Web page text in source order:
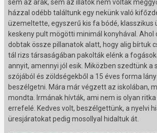
sem az árak, sem az illatok nem voltak
házzal odébb találtunk egy nekünk való
üzemeltette, egyszerű kis fa bódé, klasszikus
keskeny pult mögötti minimál konyhával. Ahol
dobtak össze pillanatok alatt, hogy alig bírtuk
tál rizs társaságában pakolták elénk a
annyit, amennyi jól esik. Miközben szedtünk a
szójából és zöldségekből a 15 éves forma
beszélgetni. Mára már végzett az iskolában,
mondta. Irmának hívták, ami nem is olyan
errefelé. Kedves volt, beszélgettünk, a nyelvi
üresjáratokat pedig mosollyal hidaltuk át.